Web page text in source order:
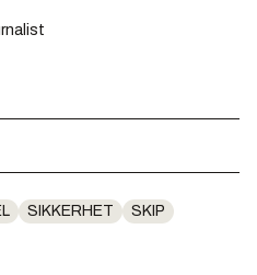
SIKKERHET SKIP